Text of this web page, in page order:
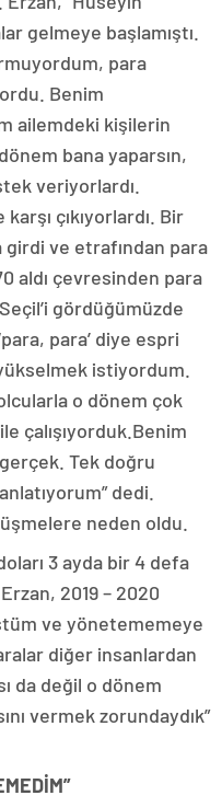
gelmeye başlamıştı.
para
Benim
ailemdeki kişilerin
bana yaparsın,
veriyorlardı.
çıkıyorlardı. Bir
girdi ve etrafından para
aldı çevresinden para
gördüğümüzde
para’ diye espri
istiyordum.
o dönem çok
çalışıyorduk.Benim
Tek doğru
dedi.
neden oldu.
3 ayda bir 4 defa
2019 – 2020
ve yönetememeye
diğer insanlardan
da değil o dönem
vermek zorundaydık”